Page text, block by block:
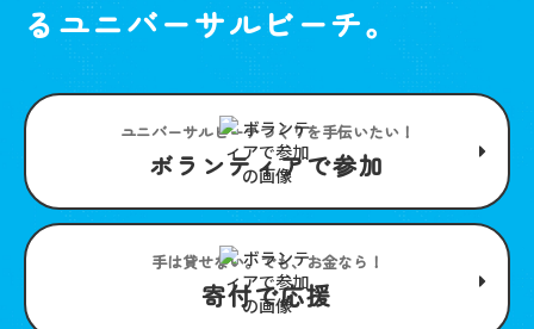
るユニバーサルビーチ。
ユニバーサルビーチつくりを手伝いたい！
ボランティアで参加
手は貸せない。でも、お金なら！
寄付で応援